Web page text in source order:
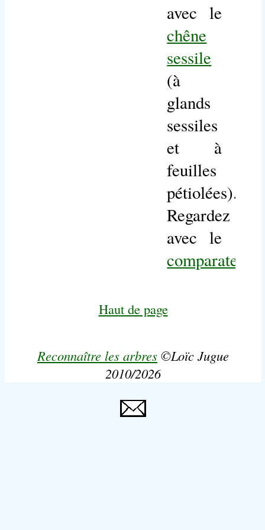
avec le
chêne
sessile
(à
glands
sessiles
et à
feuilles
pétiolées).
Regardez
avec le
comparateur
Haut de page
Reconnaître les arbres ©Loïc Jugue
2010/2026